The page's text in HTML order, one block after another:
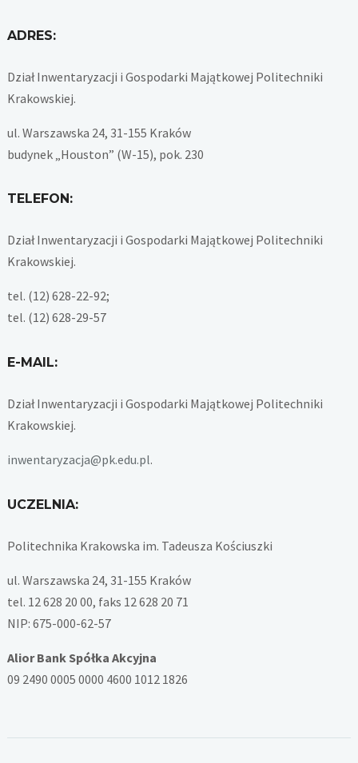
ADRES:
Dział Inwentaryzacji i Gospodarki Majątkowej Politechniki
Krakowskiej.
ul. Warszawska 24, 31-155 Kraków
budynek „Houston” (W-15), pok. 230
TELEFON:
Dział Inwentaryzacji i Gospodarki Majątkowej Politechniki
Krakowskiej.
tel. (12) 628-22-92;
tel. (12) 628-29-57
E-MAIL:
Dział Inwentaryzacji i Gospodarki Majątkowej Politechniki
Krakowskiej.
inwentaryzacja@pk.edu.pl.
UCZELNIA:
Politechnika Krakowska im. Tadeusza Kościuszki
ul. Warszawska 24, 31-155 Kraków
tel. 12 628 20 00, faks 12 628 20 71
NIP: 675-000-62-57
Alior Bank Spółka Akcyjna
09 2490 0005 0000 4600 1012 1826